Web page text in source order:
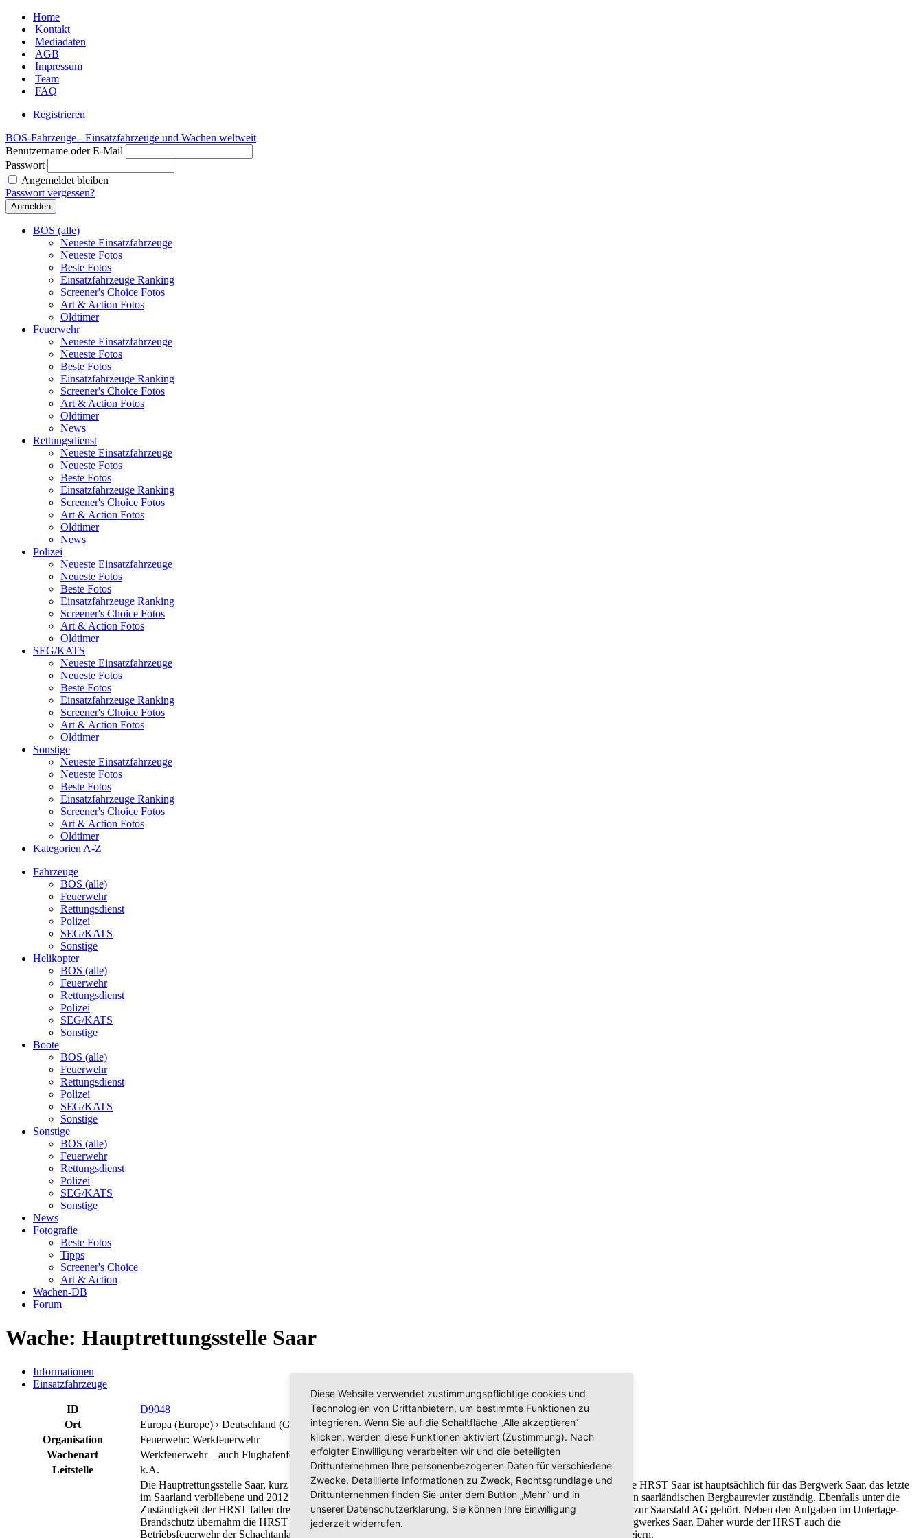
Home
|Kontakt
|Mediadaten
|AGB
|Impressum
|Team
|FAQ
Registrieren
BOS-Fahrzeuge - Einsatzfahrzeuge und Wachen weltweit
Benutzername oder E-Mail
Passwort
Angemeldet bleiben
Passwort vergessen?
BOS (alle)
Neueste Einsatzfahrzeuge
Neueste Fotos
Beste Fotos
Einsatzfahrzeuge Ranking
Screener's Choice Fotos
Art & Action Fotos
Oldtimer
Feuerwehr
Neueste Einsatzfahrzeuge
Neueste Fotos
Beste Fotos
Einsatzfahrzeuge Ranking
Screener's Choice Fotos
Art & Action Fotos
Oldtimer
News
Rettungsdienst
Neueste Einsatzfahrzeuge
Neueste Fotos
Beste Fotos
Einsatzfahrzeuge Ranking
Screener's Choice Fotos
Art & Action Fotos
Oldtimer
News
Polizei
Neueste Einsatzfahrzeuge
Neueste Fotos
Beste Fotos
Einsatzfahrzeuge Ranking
Screener's Choice Fotos
Art & Action Fotos
Oldtimer
SEG/KATS
Neueste Einsatzfahrzeuge
Neueste Fotos
Beste Fotos
Einsatzfahrzeuge Ranking
Screener's Choice Fotos
Art & Action Fotos
Oldtimer
Sonstige
Neueste Einsatzfahrzeuge
Neueste Fotos
Beste Fotos
Einsatzfahrzeuge Ranking
Screener's Choice Fotos
Art & Action Fotos
Oldtimer
Kategorien A-Z
Fahrzeuge
BOS (alle)
Feuerwehr
Rettungsdienst
Polizei
SEG/KATS
Sonstige
Helikopter
BOS (alle)
Feuerwehr
Rettungsdienst
Polizei
SEG/KATS
Sonstige
Boote
BOS (alle)
Feuerwehr
Rettungsdienst
Polizei
SEG/KATS
Sonstige
Sonstige
BOS (alle)
Feuerwehr
Rettungsdienst
Polizei
SEG/KATS
Sonstige
News
Fotografie
Beste Fotos
Tipps
Screener's Choice
Art & Action
Wachen-DB
Forum
Wache: Hauptrettungsstelle Saar
Informationen
Einsatzfahrzeuge
ID
D9048
Ort
Europa (Europe) › Deutschland (Germany) › Saarland ›Saarlouis (SLS)
Organisation
Feuerwehr: Werkfeuerwehr
Wachenart
Werkfeuerwehr – auch Flughafenfeuerwehren (WF)
Leitstelle
k.A.
Die Hauptrettungsstelle Saar, kurz HRST Saar, ist der einzige hauptamtliche Grubenwehrstandort im Saarland. Die HRST Saar ist hauptsächlich für das Bergwerk Saar, das letzte
im Saarland verbliebene und 2012 abgeworfene Steinkohlebergwerk, und die Standorte der Wasserhaltung im alten saarländischen Bergbaurevier zuständig. Ebenfalls unter die
Zuständigkeit der HRST fallen drei der saarländischen Kohlekraftwerke und die Kalkgrube Auersmacher, welche zur Saarstahl AG gehört. Neben den Aufgaben im Untertage-
Brandschutz übernahm die HRST auch bis 2021 die Aufgaben einer Werkfeuerwehr in den Tagesanlagen des Bergwerkes Saar. Daher wurde der HRST auch die
Betriebsfeuerwehr der Schachtanlage Duhamel untergeordnet. Die HRST konnte 2011 ihr 75-jähriges Bestehen feiern.
Diese Website verwendet zustimmungspflichtige cookies und
Technologien von Drittanbietern, um bestimmte Funktionen zu
integrieren. Wenn Sie auf die Schaltfläche „Alle akzeptieren“
klicken, werden diese Funktionen aktiviert (Zustimmung). Nach
erfolgter Einwilligung verarbeiten wir und die beteiligten
Drittunternehmen Ihre personenbezogenen Daten für verschiedene
Zwecke. Detaillierte Informationen zu Zweck, Rechtsgrundlage und
Drittunternehmen finden Sie unter dem Button „Mehr“ und in
unserer Datenschutzerklärung. Sie können Ihre Einwilligung
jederzeit widerrufen.